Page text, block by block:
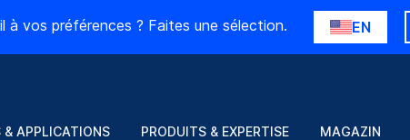
à vos préférences ? Faites une sélection. EN
& APPLICATIONS PRODUITS & EXPERTISE MAGAZIN